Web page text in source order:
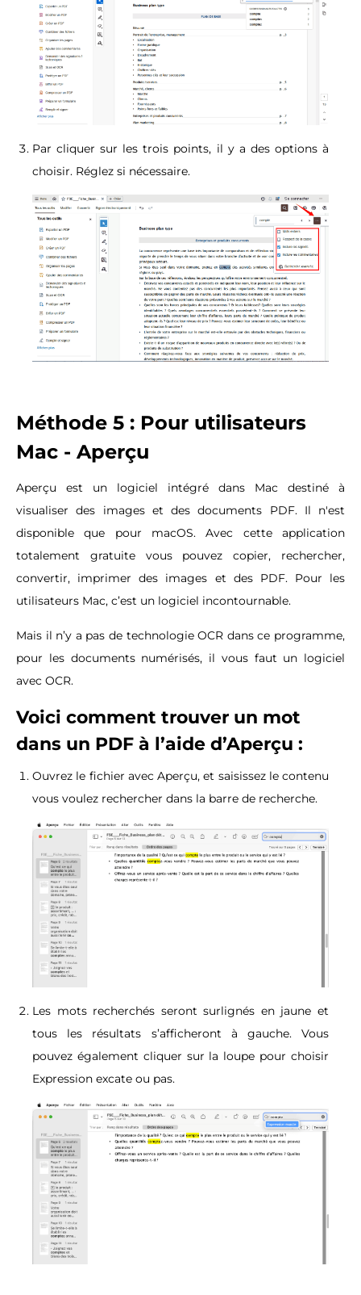
Par cliquer sur les trois points, il y a des options à
choisir. Réglez si nécessaire.
Méthode 5 : Pour utilisateurs
Mac - Aperçu
Aperçu est un logiciel intégré dans Mac destiné à
visualiser des images et des documents PDF. Il n'est
disponible que pour macOS. Avec cette application
totalement gratuite vous pouvez copier, rechercher,
convertir, imprimer des images et des PDF. Pour les
utilisateurs Mac, c’est un logiciel incontournable.
Mais il n’y a pas de technologie OCR dans ce programme,
pour les documents numérisés, il vous faut un logiciel
avec OCR.
Voici comment trouver un mot
dans un PDF à l’aide d’Aperçu :
Ouvrez le fichier avec Aperçu, et saisissez le contenu
vous voulez rechercher dans la barre de recherche.
Les mots recherchés seront surlignés en jaune et
tous les résultats s’afficheront à gauche. Vous
pouvez également cliquer sur la loupe pour choisir
Expression excate ou pas.